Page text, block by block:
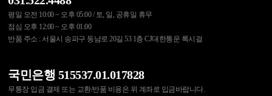
평일 오전 10:00 ~ 오후 05:00 / 토, 일, 공휴일 휴무
점심 오후 12:00 ~ 오후 01:00
반품 주소 : 서울시 송파구 동남로 20길 53 1층 CJ대한통운 록시걸
국민은행 515537.01.017828
무통장 입금 결제 또는 교환/반품 비용은 위 계좌로 입금바랍니다.